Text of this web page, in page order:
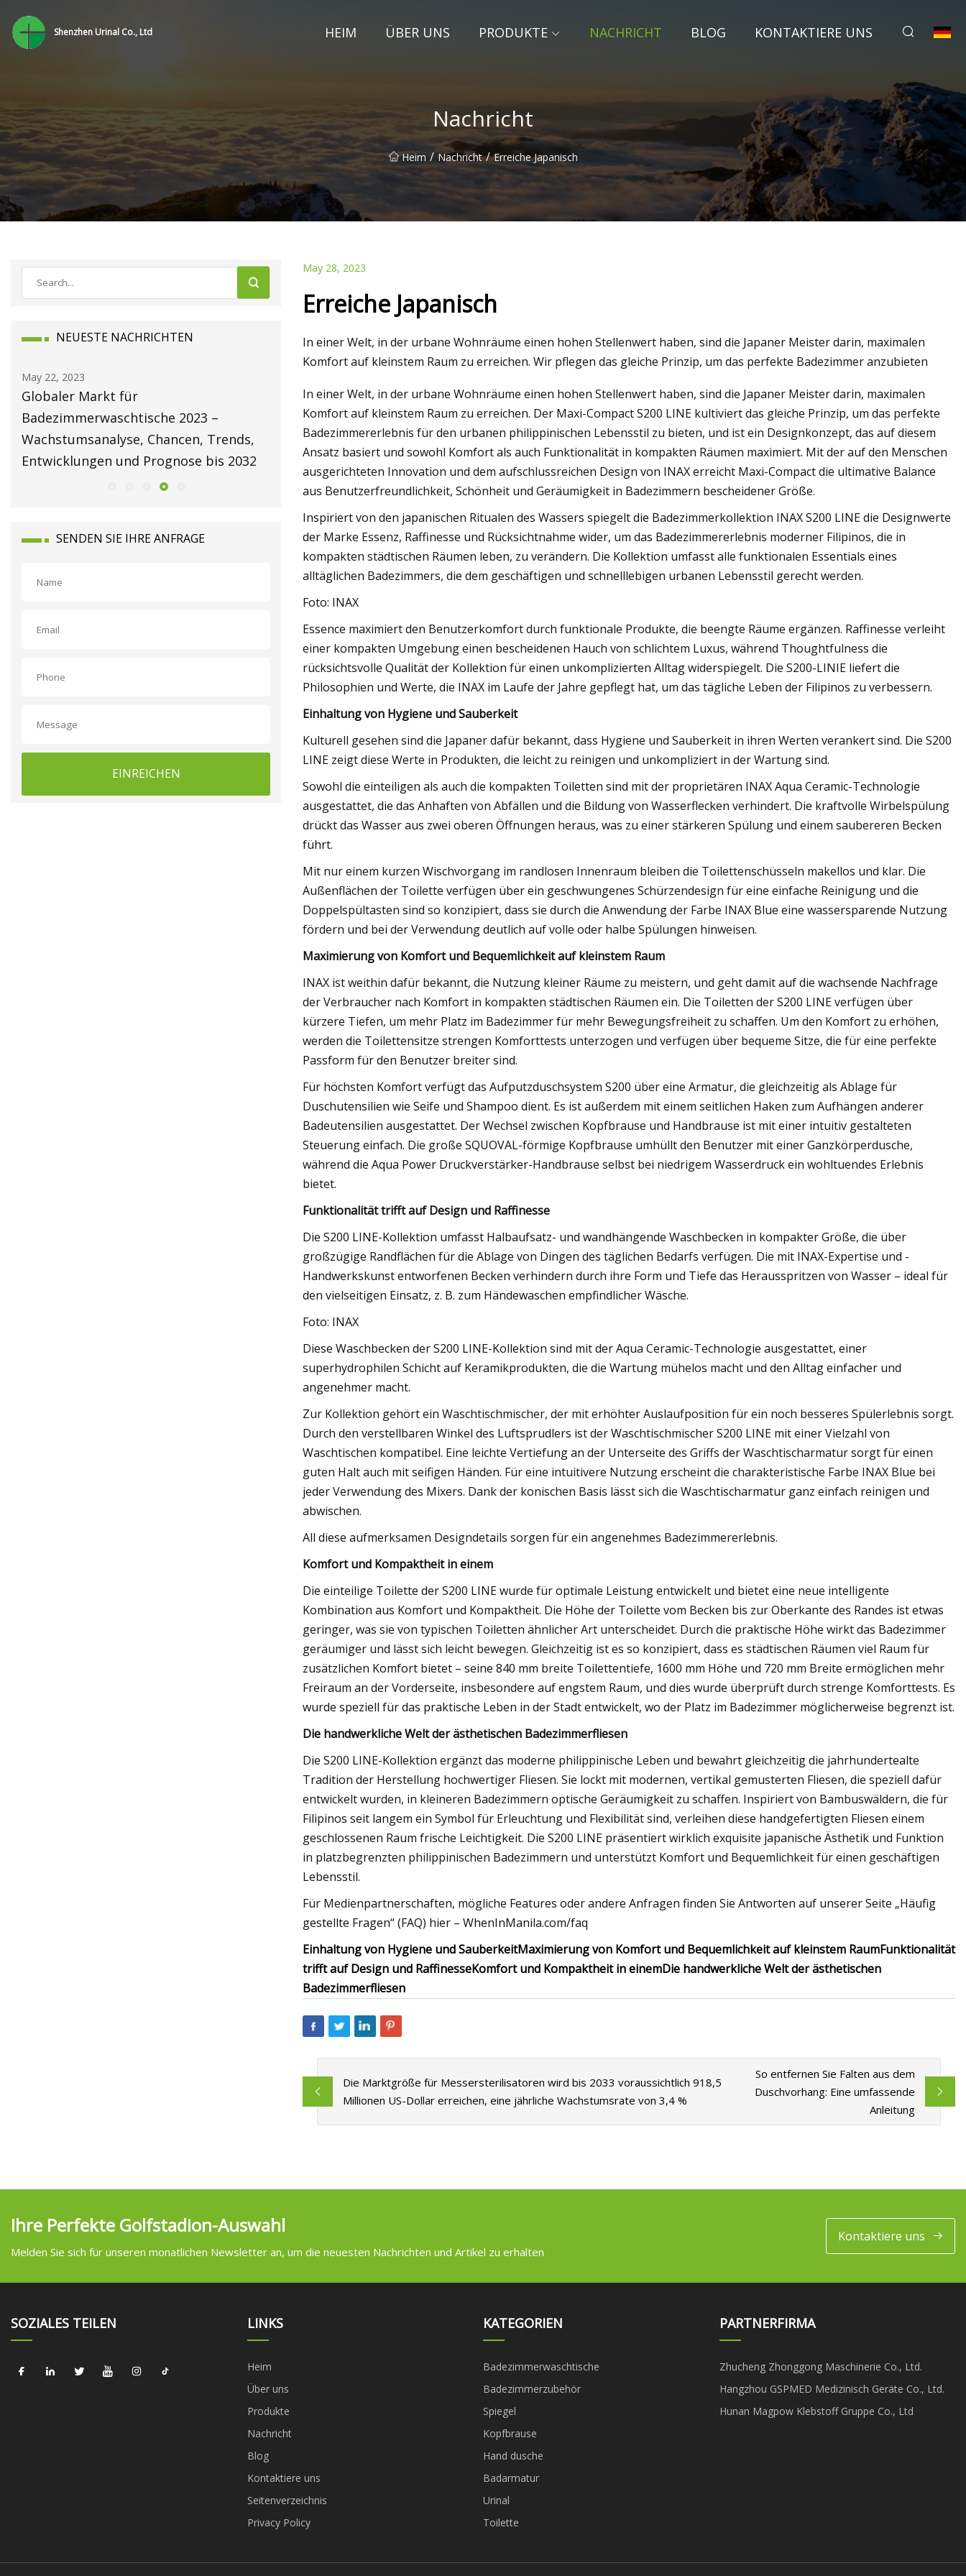
Shenzhen Urinal Co., Ltd HEIM ÜBER UNS PRODUKTE NACHRICHT BLOG KONTAKTIERE UNS
Nachricht
Heim / Nachricht / Erreiche Japanisch
NEUESTE NACHRICHTEN
May 22, 2023
Globaler Markt für
Badezimmerwaschtische 2023 –
Wachstumsanalyse, Chancen, Trends,
Entwicklungen und Prognose bis 2032
Die Entwicklung schwimmender
Waschbecken: Entwerfen
minimalistischer und störender
Badezimmer
Crate & Barrel betritt den Küchen- und
Badmarkt
SENDEN SIE IHRE ANFRAGE
EINREICHEN
May 28, 2023
Erreiche Japanisch
In einer Welt, in der urbane Wohnräume einen hohen Stellenwert haben, sind die Japaner Meister darin, maximalen
Komfort auf kleinstem Raum zu erreichen. Wir pflegen das gleiche Prinzip, um das perfekte Badezimmer anzubieten
In einer Welt, in der urbane Wohnräume einen hohen Stellenwert haben, sind die Japaner Meister darin, maximalen
Komfort auf kleinstem Raum zu erreichen. Der Maxi-Compact S200 LINE kultiviert das gleiche Prinzip, um das perfekte
Badezimmererlebnis für den urbanen philippinischen Lebensstil zu bieten, und ist ein Designkonzept, das auf diesem
Ansatz basiert und sowohl Komfort als auch Funktionalität in kompakten Räumen maximiert. Mit der auf den Menschen
ausgerichteten Innovation und dem aufschlussreichen Design von INAX erreicht Maxi-Compact die ultimative Balance
aus Benutzerfreundlichkeit, Schönheit und Geräumigkeit in Badezimmern bescheidener Größe.
Inspiriert von den japanischen Ritualen des Wassers spiegelt die Badezimmerkollektion INAX S200 LINE die Designwerte
der Marke Essenz, Raffinesse und Rücksichtnahme wider, um das Badezimmererlebnis moderner Filipinos, die in
kompakten städtischen Räumen leben, zu verändern. Die Kollektion umfasst alle funktionalen Essentials eines
alltäglichen Badezimmers, die dem geschäftigen und schnelllebigen urbanen Lebensstil gerecht werden.
Foto: INAX
Essence maximiert den Benutzerkomfort durch funktionale Produkte, die beengte Räume ergänzen. Raffinesse verleiht
einer kompakten Umgebung einen bescheidenen Hauch von schlichtem Luxus, während Thoughtfulness die
rücksichtsvolle Qualität der Kollektion für einen unkomplizierten Alltag widerspiegelt. Die S200-LINIE liefert die
Philosophien und Werte, die INAX im Laufe der Jahre gepflegt hat, um das tägliche Leben der Filipinos zu verbessern.
Einhaltung von Hygiene und Sauberkeit
Kulturell gesehen sind die Japaner dafür bekannt, dass Hygiene und Sauberkeit in ihren Werten verankert sind. Die S200
LINE zeigt diese Werte in Produkten, die leicht zu reinigen und unkompliziert in der Wartung sind.
Sowohl die einteiligen als auch die kompakten Toiletten sind mit der proprietären INAX Aqua Ceramic-Technologie
ausgestattet, die das Anhaften von Abfällen und die Bildung von Wasserflecken verhindert. Die kraftvolle Wirbelspülung
drückt das Wasser aus zwei oberen Öffnungen heraus, was zu einer stärkeren Spülung und einem saubereren Becken
führt.
Mit nur einem kurzen Wischvorgang im randlosen Innenraum bleiben die Toilettenschüsseln makellos und klar. Die
Außenflächen der Toilette verfügen über ein geschwungenes Schürzendesign für eine einfache Reinigung und die
Doppelspültasten sind so konzipiert, dass sie durch die Anwendung der Farbe INAX Blue eine wassersparende Nutzung
fördern und bei der Verwendung deutlich auf volle oder halbe Spülungen hinweisen.
Maximierung von Komfort und Bequemlichkeit auf kleinstem Raum
INAX ist weithin dafür bekannt, die Nutzung kleiner Räume zu meistern, und geht damit auf die wachsende Nachfrage
der Verbraucher nach Komfort in kompakten städtischen Räumen ein. Die Toiletten der S200 LINE verfügen über
kürzere Tiefen, um mehr Platz im Badezimmer für mehr Bewegungsfreiheit zu schaffen. Um den Komfort zu erhöhen,
werden die Toilettensitze strengen Komforttests unterzogen und verfügen über bequeme Sitze, die für eine perfekte
Passform für den Benutzer breiter sind.
Für höchsten Komfort verfügt das Aufputzduschsystem S200 über eine Armatur, die gleichzeitig als Ablage für
Duschutensilien wie Seife und Shampoo dient. Es ist außerdem mit einem seitlichen Haken zum Aufhängen anderer
Badeutensilien ausgestattet. Der Wechsel zwischen Kopfbrause und Handbrause ist mit einer intuitiv gestalteten
Steuerung einfach. Die große SQUOVAL-förmige Kopfbrause umhüllt den Benutzer mit einer Ganzkörperdusche,
während die Aqua Power Druckverstärker-Handbrause selbst bei niedrigem Wasserdruck ein wohltuendes Erlebnis
bietet.
Funktionalität trifft auf Design und Raffinesse
Die S200 LINE-Kollektion umfasst Halbaufsatz- und wandhängende Waschbecken in kompakter Größe, die über
großzügige Randflächen für die Ablage von Dingen des täglichen Bedarfs verfügen. Die mit INAX-Expertise und -
Handwerkskunst entworfenen Becken verhindern durch ihre Form und Tiefe das Herausspritzen von Wasser – ideal für
den vielseitigen Einsatz, z. B. zum Händewaschen empfindlicher Wäsche.
Foto: INAX
Diese Waschbecken der S200 LINE-Kollektion sind mit der Aqua Ceramic-Technologie ausgestattet, einer
superhydrophilen Schicht auf Keramikprodukten, die die Wartung mühelos macht und den Alltag einfacher und
angenehmer macht.
Zur Kollektion gehört ein Waschtischmischer, der mit erhöhter Auslaufposition für ein noch besseres Spülerlebnis sorgt.
Durch den verstellbaren Winkel des Luftsprudlers ist der Waschtischmischer S200 LINE mit einer Vielzahl von
Waschtischen kompatibel. Eine leichte Vertiefung an der Unterseite des Griffs der Waschtischarmatur sorgt für einen
guten Halt auch mit seifigen Händen. Für eine intuitivere Nutzung erscheint die charakteristische Farbe INAX Blue bei
jeder Verwendung des Mixers. Dank der konischen Basis lässt sich die Waschtischarmatur ganz einfach reinigen und
abwischen.
All diese aufmerksamen Designdetails sorgen für ein angenehmes Badezimmererlebnis.
Komfort und Kompaktheit in einem
Die einteilige Toilette der S200 LINE wurde für optimale Leistung entwickelt und bietet eine neue intelligente
Kombination aus Komfort und Kompaktheit. Die Höhe der Toilette vom Becken bis zur Oberkante des Randes ist etwas
geringer, was sie von typischen Toiletten ähnlicher Art unterscheidet. Durch die praktische Höhe wirkt das Badezimmer
geräumiger und lässt sich leicht bewegen. Gleichzeitig ist es so konzipiert, dass es städtischen Räumen viel Raum für
zusätzlichen Komfort bietet – seine 840 mm breite Toilettentiefe, 1600 mm Höhe und 720 mm Breite ermöglichen mehr
Freiraum an der Vorderseite, insbesondere auf engstem Raum, und dies wurde überprüft durch strenge Komforttests. Es
wurde speziell für das praktische Leben in der Stadt entwickelt, wo der Platz im Badezimmer möglicherweise begrenzt ist.
Die handwerkliche Welt der ästhetischen Badezimmerfliesen
Die S200 LINE-Kollektion ergänzt das moderne philippinische Leben und bewahrt gleichzeitig die jahrhundertealte
Tradition der Herstellung hochwertiger Fliesen. Sie lockt mit modernen, vertikal gemusterten Fliesen, die speziell dafür
entwickelt wurden, in kleineren Badezimmern optische Geräumigkeit zu schaffen. Inspiriert von Bambuswäldern, die für
Filipinos seit langem ein Symbol für Erleuchtung und Flexibilität sind, verleihen diese handgefertigten Fliesen einem
geschlossenen Raum frische Leichtigkeit. Die S200 LINE präsentiert wirklich exquisite japanische Ästhetik und Funktion
in platzbegrenzten philippinischen Badezimmern und unterstützt Komfort und Bequemlichkeit für einen geschäftigen
Lebensstil.
Für Medienpartnerschaften, mögliche Features oder andere Anfragen finden Sie Antworten auf unserer Seite „Häufig
gestellte Fragen“ (FAQ) hier – WhenInManila.com/faq
Einhaltung von Hygiene und SauberkeitMaximierung von Komfort und Bequemlichkeit auf kleinstem RaumFunktionalität
trifft auf Design und RaffinesseKomfort und Kompaktheit in einemDie handwerkliche Welt der ästhetischen
Badezimmerfliesen
Die Marktgröße für Messersterilisatoren wird bis 2033 voraussichtlich 918,5
Millionen US-Dollar erreichen, eine jährliche Wachstumsrate von 3,4 %
So entfernen Sie Falten aus dem
Duschvorhang: Eine umfassende
Anleitung
Ihre Perfekte Golfstadion-Auswahl
Melden Sie sich für unseren monatlichen Newsletter an, um die neuesten Nachrichten und Artikel zu erhalten
Kontaktiere uns
SOZIALES TEILEN LINKS
Heim
Über uns
Produkte
Nachricht
Blog
Kontaktiere uns
Seitenverzeichnis
Privacy Policy
KATEGORIEN
Badezimmerwaschtische
Badezimmerzubehör
Spiegel
Kopfbrause
Hand dusche
Badarmatur
Urinal
Toilette
PARTNERFIRMA
Zhucheng Zhonggong Maschinerie Co., Ltd.
Hangzhou GSPMED Medizinisch Geräte Co., Ltd.
Hunan Magpow Klebstoff Gruppe Co., Ltd